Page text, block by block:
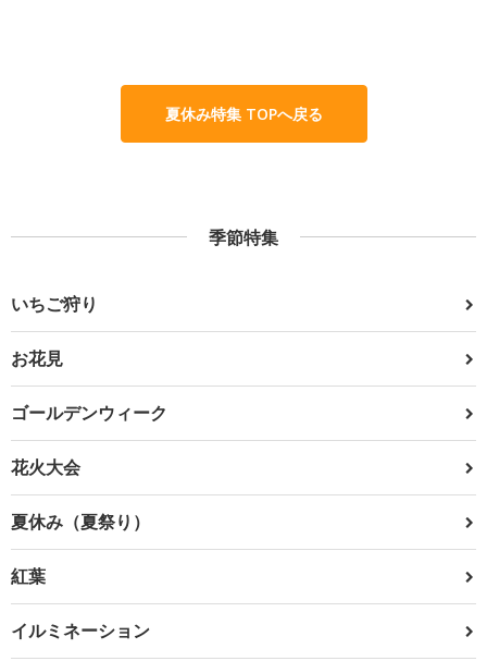
夏休み特集 TOPへ戻る
季節特集
いちご狩り
お花見
ゴールデンウィーク
花火大会
夏休み（夏祭り）
紅葉
イルミネーション